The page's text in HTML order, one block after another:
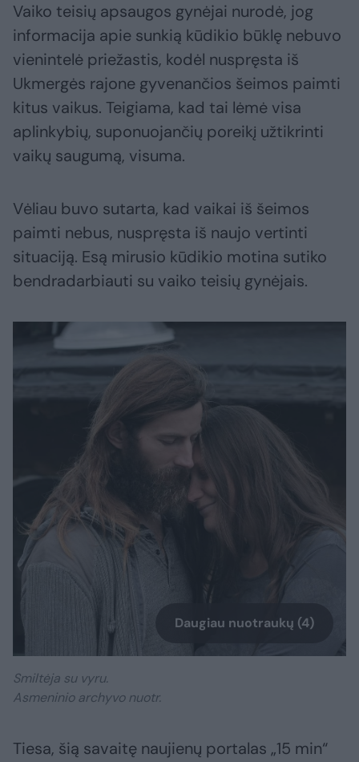
Vaiko teisių apsaugos gynėjai nurodė, jog
informacija apie sunkią kūdikio būklę nebuvo
vienintelė priežastis, kodėl nuspręsta iš
Ukmergės rajone gyvenančios šeimos paimti
kitus vaikus. Teigiama, kad tai lėmė visa
aplinkybių, suponuojančių poreikį užtikrinti
vaikų saugumą, visuma.
Vėliau buvo sutarta, kad vaikai iš šeimos
paimti nebus, nuspręsta iš naujo vertinti
situaciją. Esą mirusio kūdikio motina sutiko
bendradarbiauti su vaiko teisių gynėjais.
Daugiau nuotraukų (4)
Smiltėja su vyru.
Asmeninio archyvo nuotr.
Tiesa, šią savaitę naujienų portalas „15 min“